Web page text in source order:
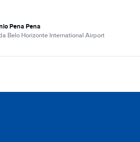
Pena Pena
Belo Horizonte International Airport